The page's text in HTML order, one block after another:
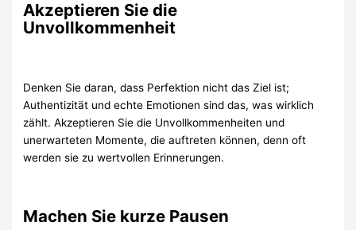
Akzeptieren Sie die
Unvollkommenheit
Denken Sie daran, dass Perfektion nicht das Ziel ist;
Authentizität und echte Emotionen sind das, was wirklich
zählt. Akzeptieren Sie die Unvollkommenheiten und
unerwarteten Momente, die auftreten können, denn oft
werden sie zu wertvollen Erinnerungen.
Machen Sie kurze Pausen